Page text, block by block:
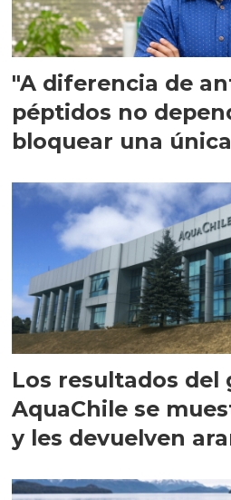
"A diferencia de
péptidos no
bloquear una
Los resultados del
AquaChile se
y les devuelven